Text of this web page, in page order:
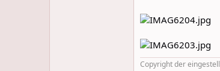
Copyright der